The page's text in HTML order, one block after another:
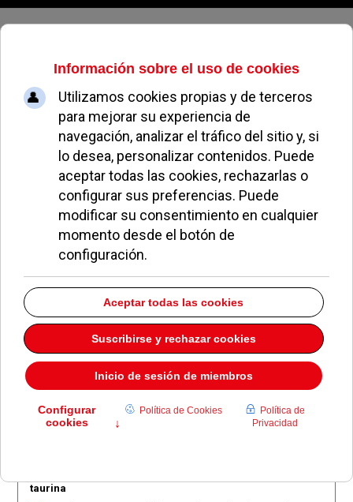
Sábado, 08 de agosto de 2026
Hair Look
Dirección: C.C. Monteclaro 52
Pozuelo de Alarcón
Madrid
28223
Teléfono: 913527059
Descargar la información como:
EN PORTADA
Pozuelo aprueba las 775 viviendas de Huerta Grande
taurina